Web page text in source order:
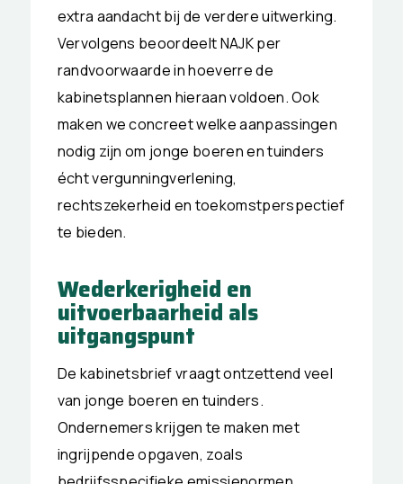
extra aandacht bij de verdere uitwerking.
Vervolgens beoordeelt NAJK per
randvoorwaarde in hoeverre de
kabinetsplannen hieraan voldoen. Ook
maken we concreet welke aanpassingen
nodig zijn om jonge boeren en tuinders
écht vergunningverlening,
rechtszekerheid en toekomstperspectief
te bieden.
Wederkerigheid en
uitvoerbaarheid als
uitgangspunt
De kabinetsbrief vraagt ontzettend veel
van jonge boeren en tuinders.
Ondernemers krijgen te maken met
ingrijpende opgaven, zoals